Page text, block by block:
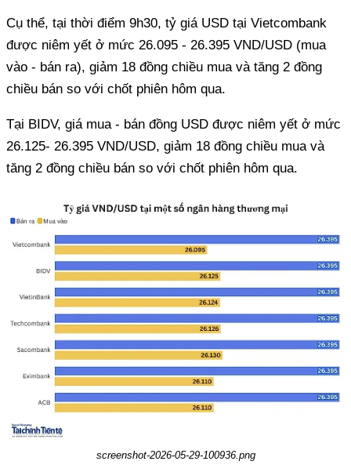
Cụ thể, tại thời điểm 9h30, tỷ giá USD tại Vietcombank
được niêm yết ở mức 26.095 - 26.395 VND/USD (mua
vào - bán ra), giảm 18 đồng chiều mua và tăng 2 đồng
chiều bán so với chốt phiên hôm qua.
Tại BIDV, giá mua - bán đồng USD được niêm yết ở mức
26.125- 26.395 VND/USD, giảm 18 đồng chiều mua và
tăng 2 đồng chiều bán so với chốt phiên hôm qua.
screenshot-2026-05-29-100936.png